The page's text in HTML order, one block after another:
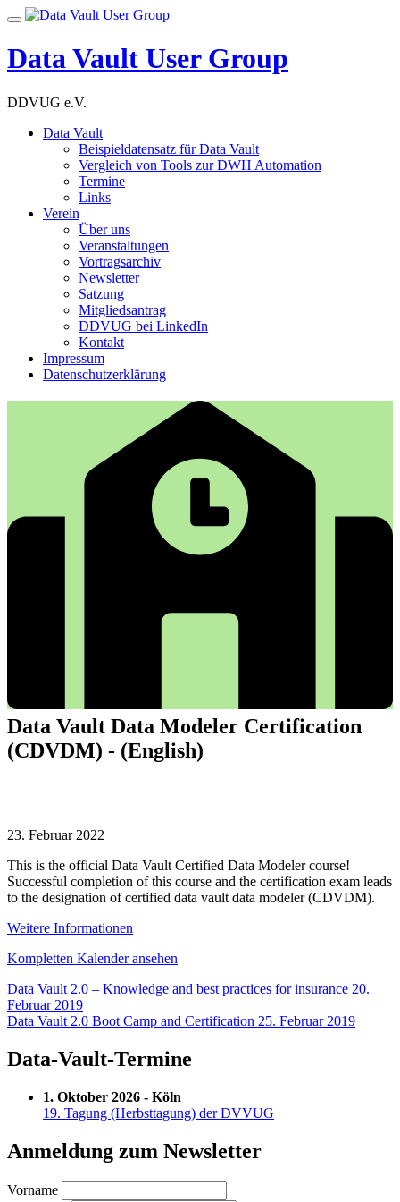
Skip
content
Toggle
Data Vault User Group
DDVUG e.V.
Data Vault
Beispieldatensatz für Data Vault
Vergleich von Tools zur DWH Automation
Termine
Links
Verein
Über uns
Veranstaltungen
Vortragsarchiv
Newsletter
Satzung
Mitgliedsantrag
DDVUG bei LinkedIn
Kontakt
Impressum
Datenschutzerklärung
Data Vault Data Modeler Certification
(CDVDM) - (English)
Vault
Modeler
Certification
(CDVDM)
(English)
23. Februar 2022
This is the official Data Vault Certified Data Modeler course!
Successful completion of this course and the certification exam leads
to the designation of certified data vault data modeler (CDVDM).
Weitere Informationen
Kompletten Kalender ansehen
Beitragsnavigation
Data Vault 2.0 – Knowledge and best practices for insurance 20.
Februar 2019
Data Vault 2.0 Boot Camp and Certification 25. Februar 2019
Data-Vault-Termine
1. Oktober 2026 - Köln
19. Tagung (Herbsttagung) der DVVUG
Anmeldung zum Newsletter
Vorname